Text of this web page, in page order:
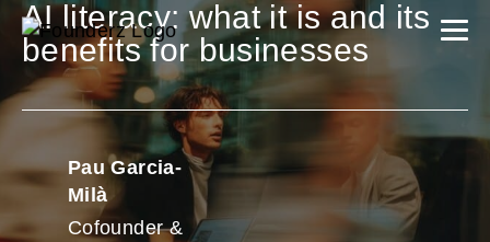
AI literacy: what it is and its
benefits for businesses
Pau Garcia-
Milà
Cofounder &